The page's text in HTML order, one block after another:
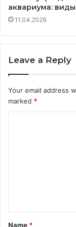
аквариума:
11.04.2026
Leave a Reply
Your email address
marked *
t
Name *